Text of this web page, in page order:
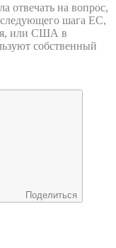
отвечать на вопрос,
шага ЕС,
или США в
собственный
Поделиться